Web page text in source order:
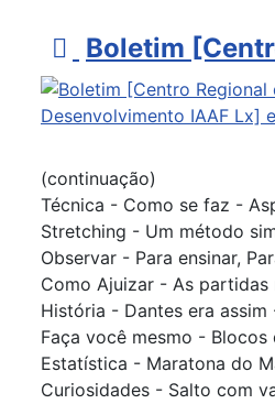
p
d
f
Boletim
(continuação)
Técnica - Como se faz -
Stretching - Um método
Observar - Para ensinar,
Como Ajuizar - As
História - Dantes era
Faça você mesmo - Blocos
Estatística - Maratona do
Curiosidades - Salto com